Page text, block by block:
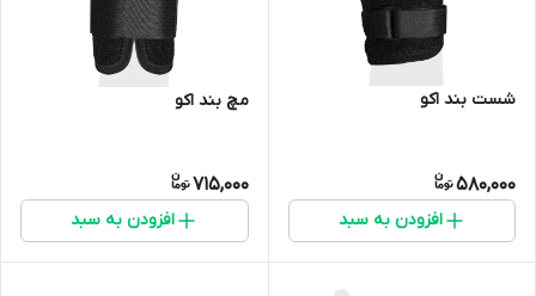
شست بند اکو
580,000
افزودن به سبد
مچ بند اکو
715,000
افزودن به سبد